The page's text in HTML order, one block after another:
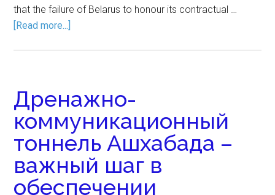
that the failure of Belarus to honour its contractual …
[Read more...]
Дренажно-
коммуникационный
тоннель Ашхабада –
важный шаг в
обеспечении